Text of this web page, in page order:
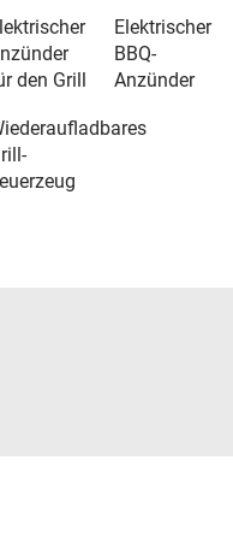
den Grill
Elektrischer
BBQ-
Anzünder